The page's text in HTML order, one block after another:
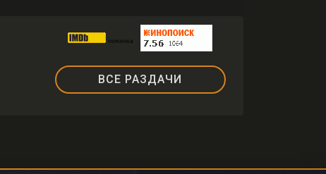
ВСЕ РАЗДАЧИ